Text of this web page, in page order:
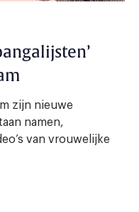
zijn nieuwe
namen,
van vrouwelijke